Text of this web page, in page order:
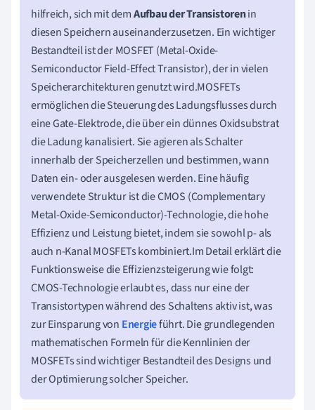
hilfreich, sich mit demAufbau der Transistorenin
diesen Speichern auseinanderzusetzen. Ein wichtiger
Bestandteil ist der MOSFET (Metal-Oxide-
Semiconductor Field-Effect Transistor), der in vielen
Speicherarchitekturen genutzt wird.MOSFETs
ermöglichen die Steuerung des Ladungsflusses durch
eine Gate-Elektrode, die über ein dünnes Oxidsubstrat
die Ladung kanalisiert. Sie agieren als Schalter
innerhalb der Speicherzellen und bestimmen, wann
Daten ein- oder ausgelesen werden. Eine häufig
verwendete Struktur ist die CMOS (Complementary
Metal-Oxide-Semiconductor)-Technologie, die hohe
Effizienz und Leistung bietet, indem sie sowohl p- als
auch n-Kanal MOSFETs kombiniert.Im Detail erklärt die
Funktionsweise die Effizienzsteigerung wie folgt:
CMOS-Technologie erlaubt es, dass nur eine der
Transistortypen während des Schaltens aktiv ist, was
zur Einsparung von Energieführt. Die grundlegenden
mathematischen Formeln für die Kennlinien der
MOSFETs sind wichtiger Bestandteil des Designs und
der Optimierung solcher Speicher.